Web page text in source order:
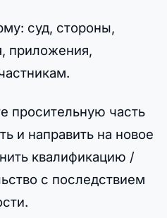
суд, стороны,
приложения,
просительную часть
и направить на новое
квалификацию /
с последствием